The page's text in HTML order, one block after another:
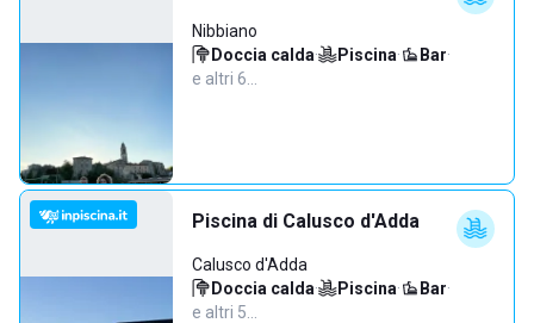
Nibbiano
Doccia calda· Piscina· Bar·
e altri 6…
Piscina di Calusco d'Adda
Calusco d'Adda
Doccia calda· Piscina· Bar·
e altri 5…